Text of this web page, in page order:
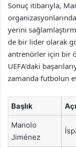
Sonuç itibarıyla,
yerini
de bir lider olarak
antrenörler için bir
UEFA’daki
zamanda futbolun
Başlık
Manolo
Jiménez